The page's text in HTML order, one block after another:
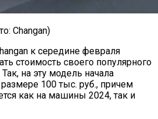
Changan)
к середине февраля
стоимость своего популярного
на эту модель начала
100 тыс. руб., причем
как на машины 2024, так и